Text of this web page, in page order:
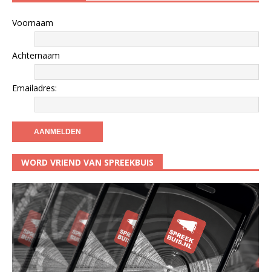
Voornaam
Achternaam
Emailadres:
WORD VRIEND VAN SPREEKBUIS